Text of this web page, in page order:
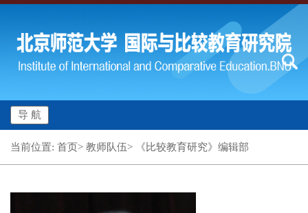
导 航
当前位置: 首页> 教师队伍> 《比较教育研究》编辑部